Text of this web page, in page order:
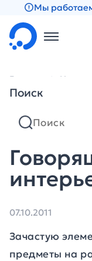
Мы
Поиск
Главная Новости
07.10.2011
Зачастую
предметы на